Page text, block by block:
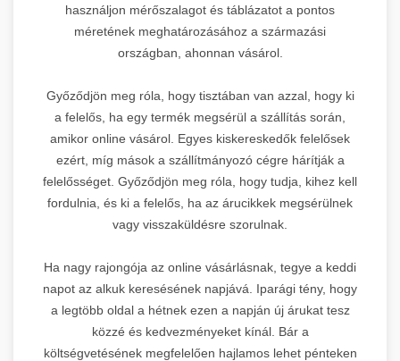
használjon mérőszalagot és táblázatot a pontos
méretének meghatározásához a származási
országban, ahonnan vásárol.
Győződjön meg róla, hogy tisztában van azzal, hogy ki
a felelős, ha egy termék megsérül a szállítás során,
amikor online vásárol. Egyes kiskereskedők felelősek
ezért, míg mások a szállítmányozó cégre hárítják a
felelősséget. Győződjön meg róla, hogy tudja, kihez kell
fordulnia, és ki a felelős, ha az árucikkek megsérülnek
vagy visszaküldésre szorulnak.
Ha nagy rajongója az online vásárlásnak, tegye a keddi
napot az alkuk keresésének napjává. Iparági tény, hogy
a legtöbb oldal a hétnek ezen a napján új árukat tesz
közzé és kedvezményeket kínál. Bár a
költségvetésének megfelelően hajlamos lehet pénteken